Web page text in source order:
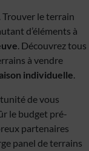
Trouver le terrain
d’éléments à
. Découvrez tous
à vendre
individuelle
de vous
le budget pré-
partenaires
panel de terrains